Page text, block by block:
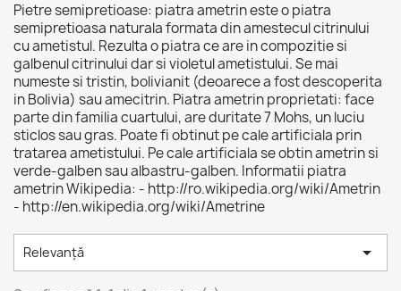
Pietre semipretioase: piatra ametrin este o piatra
semipretioasa naturala formata din amestecul citrinului
cu ametistul. Rezulta o piatra ce are in compozitie si
galbenul citrinului dar si violetul ametistului. Se mai
numeste si tristin, bolivianit (deoarece a fost descoperita
in Bolivia) sau amecitrin. Piatra ametrin proprietati: face
parte din familia cuartului, are duritate 7 Mohs, un luciu
sticlos sau gras. Poate fi obtinut pe cale artificiala prin
tratarea ametistului. Pe cale artificiala se obtin ametrin si
verde-galben sau albastru-galben. Informatii piatra
ametrin Wikipedia: - http://ro.wikipedia.org/wiki/Ametrin
- http://en.wikipedia.org/wiki/Ametrine
Relevanță 